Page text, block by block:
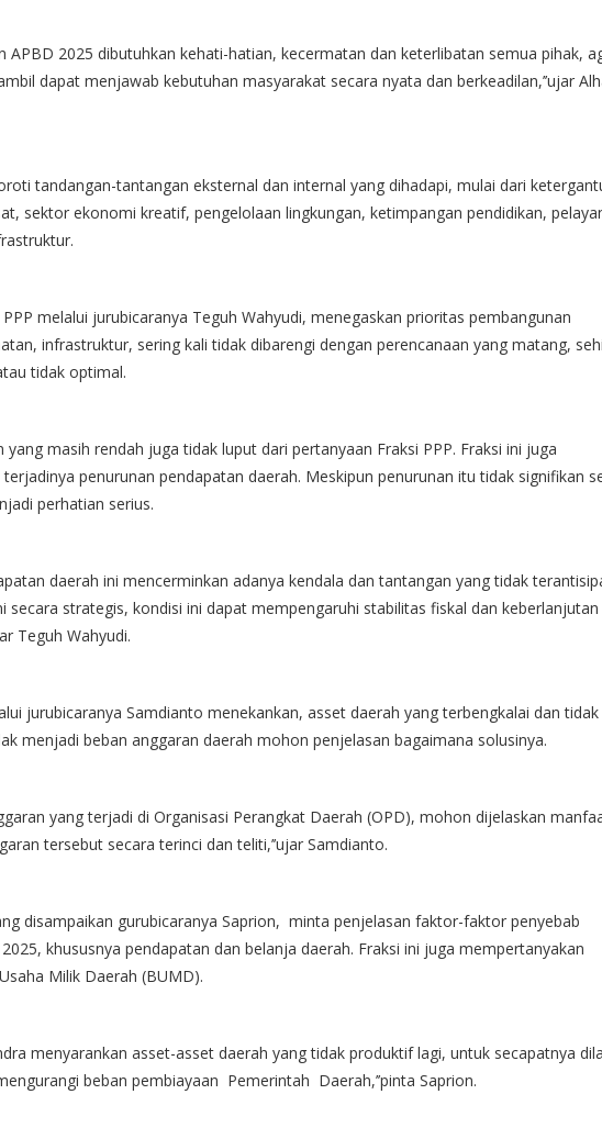
APBD 2025 dibutuhkan kehati-hatian, kecermatan dan keterlibatan semua pihak,
dapat menjawab kebutuhan masyarakat secara nyata dan berkeadilan,’’ujar
tandangan-tantangan eksternal dan internal yang dihadapi, mulai dari
sektor ekonomi kreatif, pengelolaan lingkungan, ketimpangan pendidikan,
melalui jurubicaranya Teguh Wahyudi, menegaskan prioritas pembangunan
infrastruktur, sering kali tidak dibarengi dengan perencanaan yang matang,
tidak optimal.
yang masih rendah juga tidak luput dari pertanyaan Fraksi PPP. Fraksi ini juga
penurunan pendapatan daerah. Meskipun penurunan itu tidak signifikan
perhatian serius.
daerah ini mencerminkan adanya kendala dan tantangan yang tidak
secara strategis, kondisi ini dapat mempengaruhi stabilitas fiskal dan keberlanjutan
Teguh Wahyudi.
jurubicaranya Samdianto menekankan, asset daerah yang terbengkalai dan tidak
menjadi beban anggaran daerah mohon penjelasan bagaimana solusinya.
yang terjadi di Organisasi Perangkat Daerah (OPD), mohon dijelaskan
tersebut secara terinci dan teliti,’’ujar Samdianto.
disampaikan gurubicaranya Saprion, minta penjelasan faktor-faktor penyebab
khususnya pendapatan dan belanja daerah. Fraksi ini juga mempertanyakan
Milik Daerah (BUMD).
menyarankan asset-asset daerah yang tidak produktif lagi, untuk secapatnya
beban pembiayaan Pemerintah Daerah,’’pinta Saprion.